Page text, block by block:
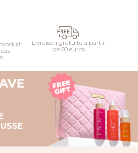
Livraison gratuite a partir
de 50 euros